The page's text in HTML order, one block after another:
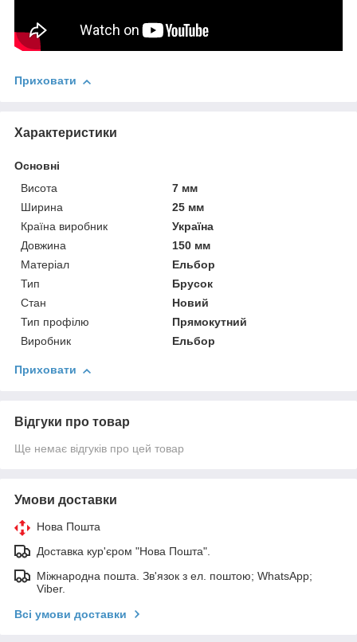
Приховати
Характеристики
Основні
Висота
7 мм
Ширина
25 мм
Країна виробник
Україна
Довжина
150 мм
Матеріал
Ельбор
Тип
Брусок
Стан
Новий
Тип профілю
Прямокутний
Виробник
Ельбор
Приховати
Відгуки про товар
Ще немає відгуків про цей товар
Умови доставки
Нова Пошта
Доставка кур'єром "Нова Пошта".
Міжнародна пошта. Зв'язок з ел. поштою; WhatsApp;
Viber.
Всі умови доставки